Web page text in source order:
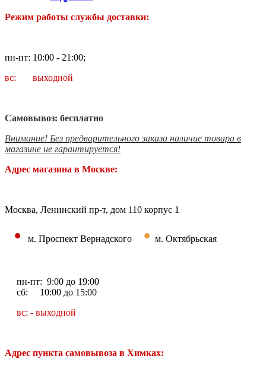
Режим работы службы доставки:
пн-пт: 10:00 - 21:00;
вс: выходной
Самовывоз: бесплатно
Внимание! Без предварительного заказа наличие товара в
магазине не гарантируется!
Адрес магазина в Москве:
Москва, Ленинский пр-т, дом 110 корпус 1
• м. Проспект Вернадского • м. Октябрьская
пн-пт: 9:00 до 19:00
сб: 10:00 до 15:00
вс: - выходной
Адрес пункта самовывоза в Химках: